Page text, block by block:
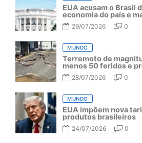
EUA acusam o Brasil
economia do país e
por mais um ano
29/07/2026 0
MUNDO
Terremoto de
menos 50 feridos e
Japão
28/07/2026 0
MUNDO
EUA impõem nova
produtos brasileiros
24/07/2026 0